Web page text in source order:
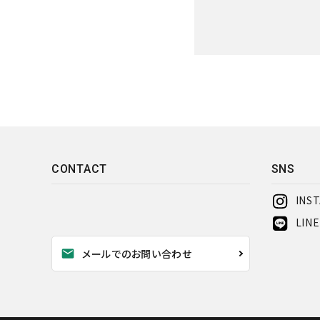
検索する
CONTACT
mail メールでのお問い合わせ
SNS
LINE